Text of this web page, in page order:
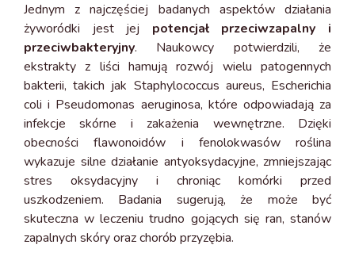
Jednym z najczęściej badanych aspektów działania
żyworódki jest jej potencjał przeciwzapalny i
przeciwbakteryjny. Naukowcy potwierdzili, że
ekstrakty z liści hamują rozwój wielu patogennych
bakterii, takich jak Staphylococcus aureus, Escherichia
coli i Pseudomonas aeruginosa, które odpowiadają za
infekcje skórne i zakażenia wewnętrzne. Dzięki
obecności flawonoidów i fenolokwasów roślina
wykazuje silne działanie antyoksydacyjne, zmniejszając
stres oksydacyjny i chroniąc komórki przed
uszkodzeniem. Badania sugerują, że może być
skuteczna w leczeniu trudno gojących się ran, stanów
zapalnych skóry oraz chorób przyzębia.